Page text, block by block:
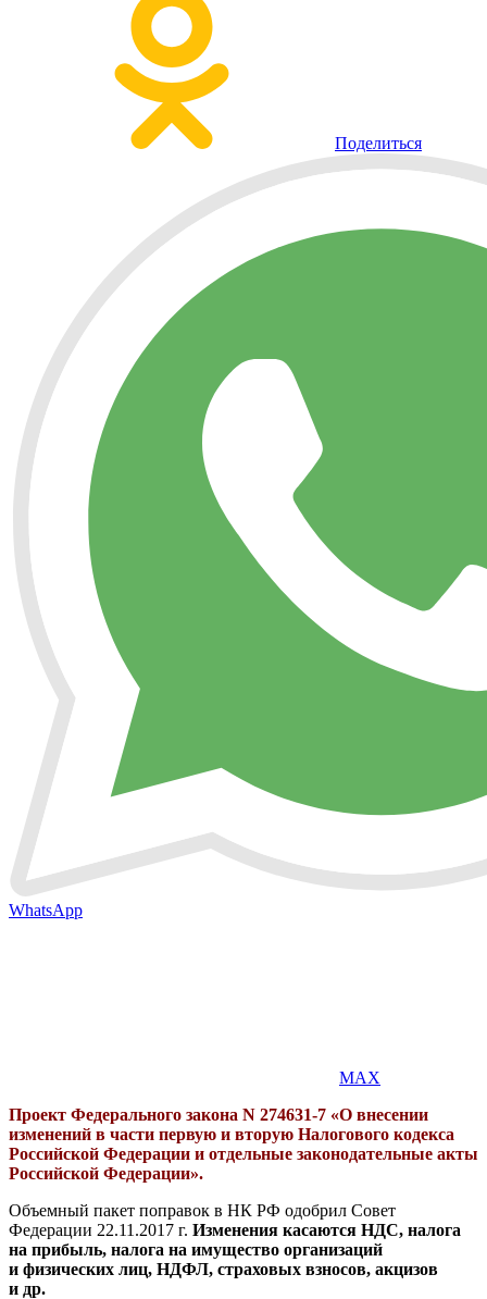
Поделиться
WhatsApp
MAX
Проект Федерального закона N 274631-7 «О внесении
изменений в части первую и вторую Налогового кодекса
Российской Федерации и отдельные законодательные акты
Российской Федерации».
Объемный пакет поправок в НК РФ одобрил Совет
Федерации 22.11.2017 г. Изменения касаются НДС, налога
на прибыль, налога на имущество организаций
и физических лиц, НДФЛ, страховых взносов, акцизов
и др.